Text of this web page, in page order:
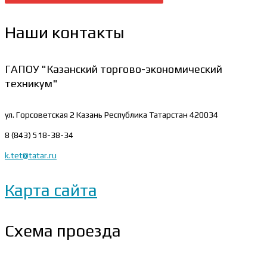
Наши контакты
ГАПОУ "Казанский торгово-экономический
техникум"
ул. Горсоветская 2 Казань Республика Татарстан 420034
8 (843) 518-38-34
k.tet@tatar.ru
Карта сайта
Схема проезда